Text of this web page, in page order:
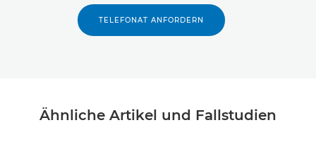
TELEFONAT ANFORDERN
Ähnliche Artikel und Fallstudien